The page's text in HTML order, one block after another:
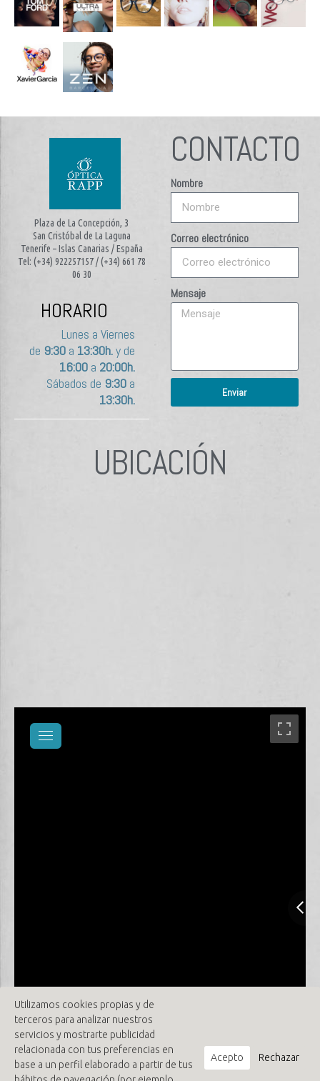
Plaza de La Concepción, 3
San Cristóbal de La Laguna
Tenerife – Islas Canarias / España
Tel: (+34) 922257157 / (+34) 661 78
06 30
HORARIO
Lunes a Viernes
de 9:30a 13:30h.y de
16:00a 20:00h.
Sábados de 9:30a
13:30h.
CONTACTO
Nombre
Correo electrónico
Mensaje
Enviar
UBICACIÓN
Utilizamos cookies propias y de
terceros para analizar nuestros
servicios y mostrarte publicidad
relacionada con tus preferencias en
base a un perfil elaborado a partir de tus
Acepto Rechazar